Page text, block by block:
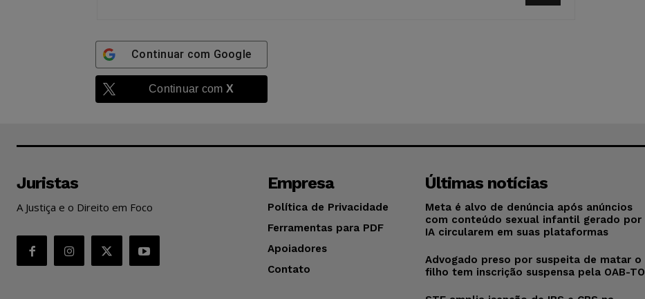
Continuar com Google
Continuar com X
Juristas
A Justiça e o Direito em Foco
Empresa
Política de Privacidade
Ferramentas para PDF
Apoiadores
Contato
Últimas notícias
Meta é alvo de denúncia após anúncios
com conteúdo sexual infantil gerado por
IA circularem em suas plataformas
Advogado preso por suspeita de matar o
filho tem inscrição suspensa pela OAB-TO